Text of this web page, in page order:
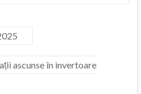
ascunse în invertoare